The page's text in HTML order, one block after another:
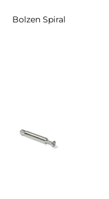
Bolzen Spiral